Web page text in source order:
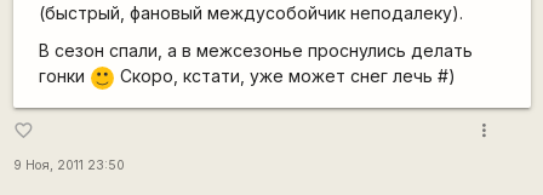
(быстрый, фановый междусобойчик неподалеку).
В сезон спали, а в межсезонье проснулись делать
гонки
:) Скоро, кстати, уже может снег лечь #)
favorite_border
9 Ноя, 2011 23:50
more_vert